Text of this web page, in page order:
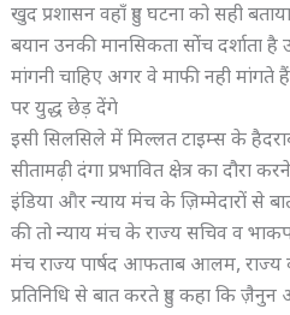
खुद प्रशासन वहाँ हुए घटना को सही
बयान उनकी मानसिकता सोंंच दर्शाता
मांगनी चाहिए अगर वे माफी नही
पर युद्ध छेड़ देंगे
इसी सिलसिले में मिल्लत टाइम्स के
सीतामढ़ी दंगा प्रभावित क्षेत्र का दौरा
इंडिया और न्याय मंच के ज़िम्मेदारों से
की तो न्याय मंच के राज्य सचिव व
मंच राज्य पार्षद आफताब आलम,
प्रतिनिधि से बात करते हुए कहा कि